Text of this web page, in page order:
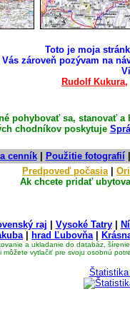
Toto je moja
Vás zároveň pozývam na
Rudolf Kukura,
pohybovať sa, stanovať
chodníkov poskytuje
cenník| Použitie fotografií|
Predpoveď počasia|
Ak chcete pridať
raj Vysoké Tatry|
| hrad Ľubovňa|
a ukladanie do databáz,
môžete vytlačiť pre svoju osobnú